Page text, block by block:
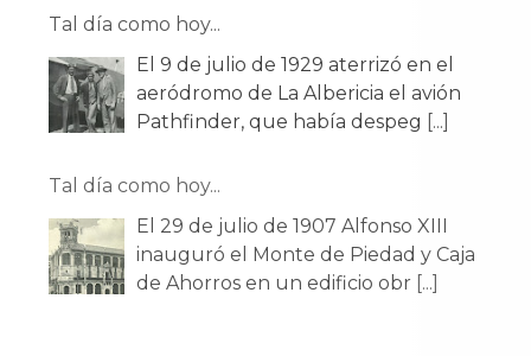
Tal día como hoy...
El 9 de julio de 1929 aterrizó en el
aeródromo de La Albericia el avión
Pathfinder, que había despeg [...]
Tal día como hoy...
El 29 de julio de 1907 Alfonso XIII
inauguró el Monte de Piedad y Caja
de Ahorros en un edificio obr [...]